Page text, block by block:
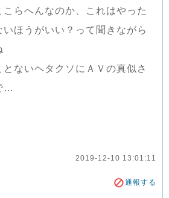
らへんなのか、これはやった
ほうがいい？って聞きながら
ないヘタクソにＡＶの真似さ
…
2019-12-10 13:01:11
通報する